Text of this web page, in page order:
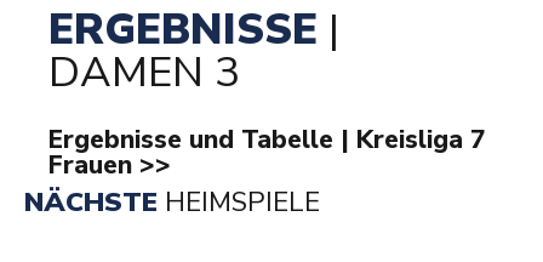
ERGEBNISSE |
DAMEN 3
Ergebnisse und Tabelle | Kreisliga 7
Frauen >>
NÄCHSTE HEIMSPIELE